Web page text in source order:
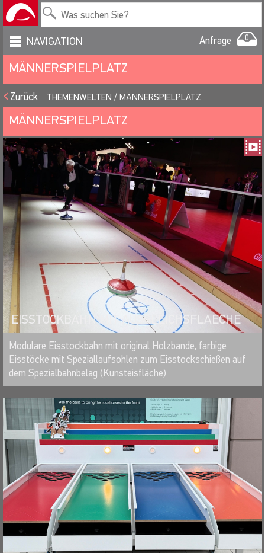
NAVIGATION Anfrage 0
MÄNNERSPIELPLATZ
Zurück THEMENWELTEN MÄNNERSPIELPLATZ
MÄNNERSPIELPLATZ
EISSTOCKBAHN MIT AUSGLEICHSFLAECHE
MERKEN
Modulare Eisstockbahn mit original Holzbande, farbige
Eisstöcke mit Speziallaufsohlen zum Eisstockschießen auf
dem Spezialbahnbelag (Kunsteisfläche)